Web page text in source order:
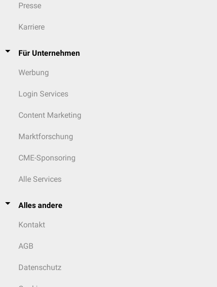
Presse
Karriere
Für Unternehmen
Werbung
Login Services
Content Marketing
Marktforschung
CME-Sponsoring
Alle Services
Alles andere
Kontakt
AGB
Datenschutz